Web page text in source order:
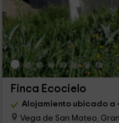
Finca Ecocielo
Alojamiento ubicado a
Vega de San Mateo,